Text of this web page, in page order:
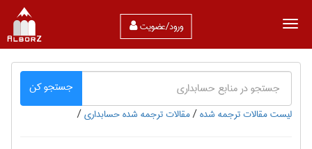
ورود/عضویت
جستجو کن
لیست مقالات ترجمه شده/مقالات ترجمه شده حسابداری/